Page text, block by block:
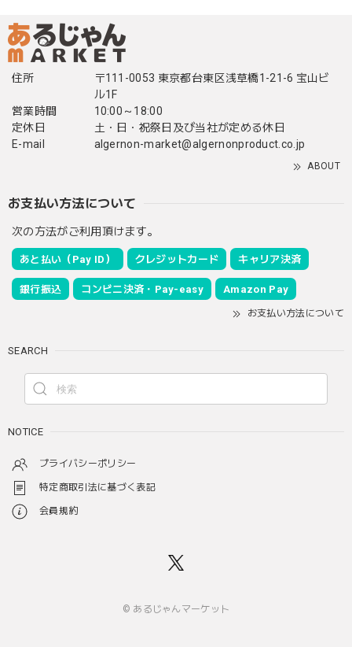
住所
〒111-0053 東京都台東区浅草橋1-21-6 宝山ビ
ル1F
営業時間
10:00～18:00
定休日
土・日・祝祭日及び当社が定める休日
E-mail
algernon-market@algernonproduct.co.jp
ABOUT
お支払い方法について
次の方法がご利用頂けます。
あと払い（Pay ID） クレジットカード キャリア決済
銀行振込 コンビニ決済・Pay-easy Amazon Pay
お支払い方法について
SEARCH
NOTICE
プライバシーポリシー
特定商取引法に基づく表記
会員規約
© あるじゃんマーケット